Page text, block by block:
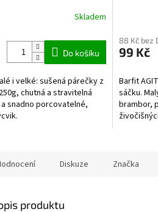
Skladem
Do košíku
i velké: sušená párečky z
chutná a stravitelná
snadno porcovatelné,
88 Kč bez
99 Kč
Barfit
sáčku.
brambor,
Diskuze Značka
produktu